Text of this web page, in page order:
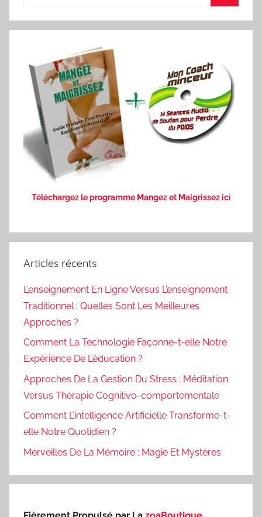
:
Téléchargez le programme Mangez et Maigrissez ici
Articles récents
L’enseignement En Ligne Versus L’enseignement
Traditionnel : Quelles Sont Les Meilleures
Approches ?
Comment La Technologie Façonne-t-elle Notre
Expérience De L’éducation ?
Approches De La Gestion Du Stress : Méditation
Versus Thérapie Cognitivo-comportementale
Comment L’intelligence Artificielle Transforme-t-
elle Notre Quotidien ?
Merveilles De La Mémoire : Magie Et Mystères